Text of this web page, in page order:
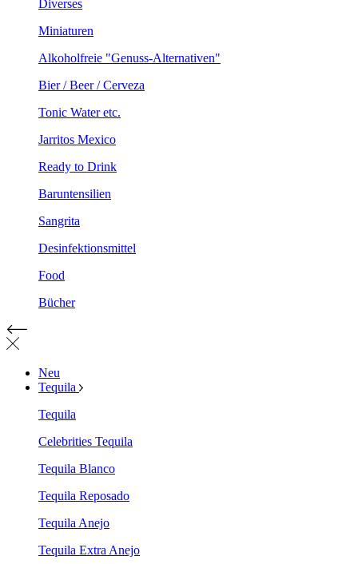
Diverses
Miniaturen
Alkoholfreie "Genuss-Alternativen"
Bier / Beer / Cerveza
Tonic Water etc.
Jarritos Mexico
Ready to Drink
Baruntensilien
Sangrita
Desinfektionsmittel
Food
Bücher
Neu
Tequila
Tequila
Celebrities Tequila
Tequila Blanco
Tequila Reposado
Tequila Anejo
Tequila Extra Anejo